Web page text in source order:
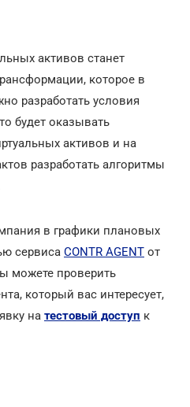
активов станет
которое в
разработать условия
будет оказывать
активов и на
разработать алгоритмы
в графики плановых
сервиса CONTR AGENT от
можете проверить
который вас интересует,
на тестовый доступ к